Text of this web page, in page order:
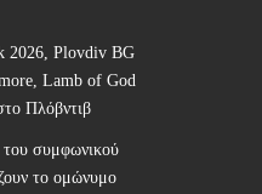
2026, Plovdiv BG
Lamb of God
Πλόβντιβ
του συμφωνικού
το ομώνυμο